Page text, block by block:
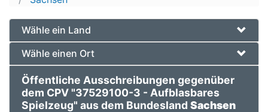
Wähle ein Land
Wähle einen Ort
Öffentliche Ausschreibungen gegenüber
dem CPV "37529100-3 - Aufblasbares
Spielzeug" aus dem Bundesland Sachsen